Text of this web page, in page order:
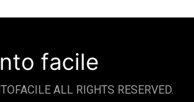
facile
ALL RIGHTS RESERVED.